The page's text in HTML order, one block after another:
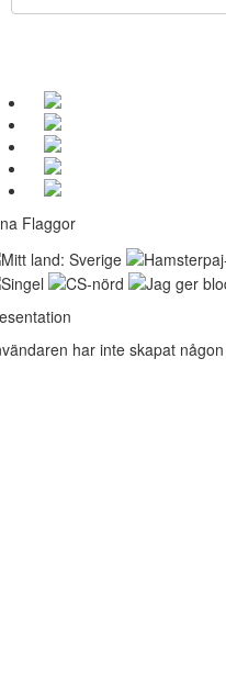
Flaggor
har inte skapat